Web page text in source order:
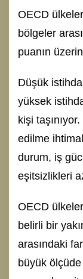
OECD
bölgeler
puanın
Düşük
yüksek
kişi
edilme
durum, iş
eşitsizlikleri
OECD
belirli bir
arasındaki
büyük